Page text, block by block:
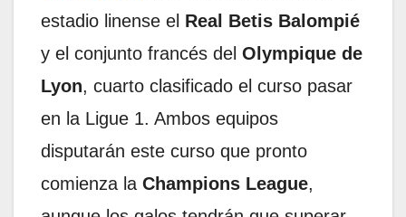
estadio linense el Real Betis Balompié
y el conjunto francés del Olympique de
Lyon, cuarto clasificado el curso pasar
en la Ligue 1. Ambos equipos
disputarán este curso que pronto
comienza la Champions League,